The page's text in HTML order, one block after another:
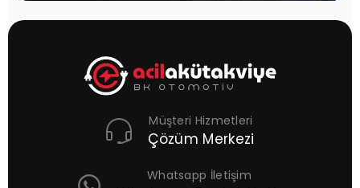
Müşteri Hizmetleri
Çözüm Merkezi
Whatsapp İletişim